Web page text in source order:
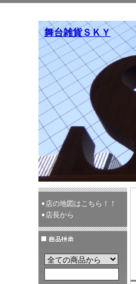
舞台雑貨ＳＫＹ
店の地図はこちら！！
店長から